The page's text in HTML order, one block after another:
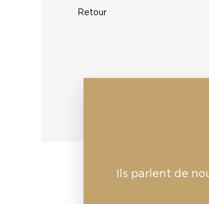
Retour
Ils parlent de